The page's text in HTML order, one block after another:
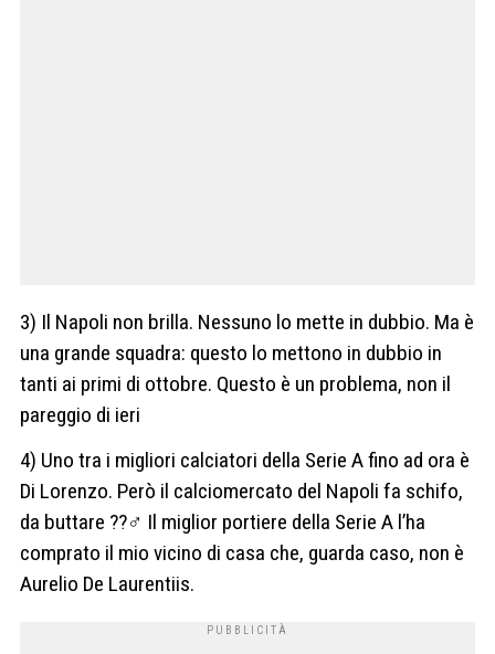
3) Il Napoli non brilla. Nessuno lo mette in dubbio. Ma è
una grande squadra: questo lo mettono in dubbio in
tanti ai primi di ottobre. Questo è un problema, non il
pareggio di ieri
4) Uno tra i migliori calciatori della Serie A fino ad ora è
Di Lorenzo. Però il calciomercato del Napoli fa schifo,
da buttare ??‍♂️ Il miglior portiere della Serie A l’ha
comprato il mio vicino di casa che, guarda caso, non è
Aurelio De Laurentiis.